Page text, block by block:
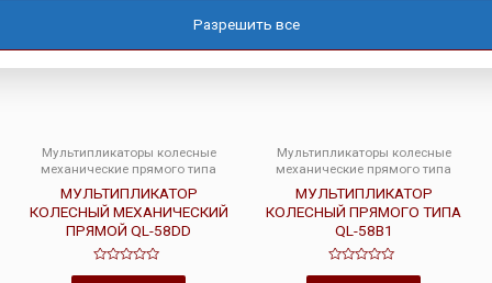
Мультипликаторы колесные
механические прямого типа
МУЛЬТИПЛИКАТОР
КОЛЕСНЫЙ МЕХАНИЧЕСКИЙ
ПРЯМОЙ QL-58DD
Оценка
Мультипликаторы колесные
механические прямого типа
МУЛЬТИПЛИКАТОР
КОЛЕСНЫЙ ПРЯМОГО ТИПА
QL-58B1
Оценка
Разрешить все